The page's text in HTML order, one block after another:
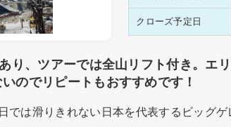
クローズ予定日
り、ツアーでは全山リフト付き。エ
のでリピートもおすすめです！
は滑りきれない日本を代表するビッグゲ